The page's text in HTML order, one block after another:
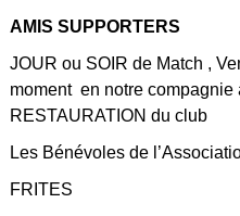
AMIS SUPPORTERS
JOUR ou SOIR de Match ,
moment en notre
RESTAURATION du club
Les Bénévoles de
FRITES